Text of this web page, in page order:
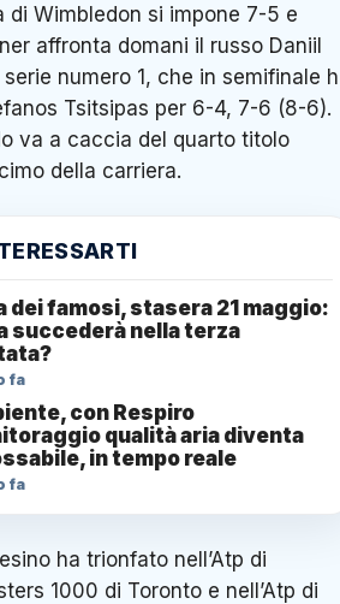
di Wimbledon si impone 7-5 e
affronta domani il russo Daniil
numero 1, che in semifinale
Tsitsipas per 6-4, 7-6 (8-6).
va a caccia del quarto titolo
della carriera.
dei famosi, stasera 21 maggio:
succederà nella terza
fa
con Respiro
qualità aria diventa
in tempo reale
fa
ha trionfato nell’Atp di
1000 di Toronto e nell’Atp di